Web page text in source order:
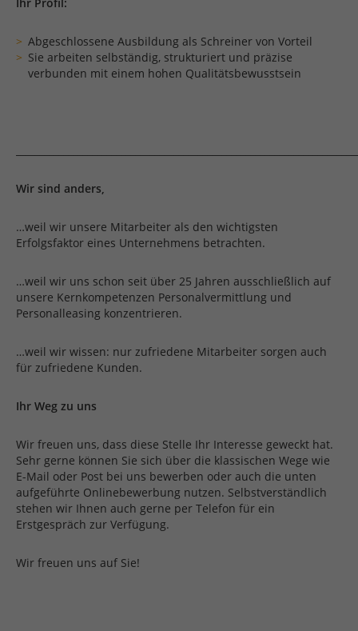
Abgeschlossene Ausbildung als Schreiner von Vorteil
Sie arbeiten selbständig, strukturiert und präzise
verbunden mit einem hohen Qualitätsbewusstsein
Wir sind anders,
…weil wir unsere Mitarbeiter als den wichtigsten
Erfolgsfaktor eines Unternehmens betrachten.
…weil wir uns schon seit über 25 Jahren ausschließlich auf
unsere Kernkompetenzen Personalvermittlung und
Personalleasing konzentrieren.
…weil wir wissen: nur zufriedene Mitarbeiter sorgen auch
für zufriedene Kunden.
Ihr Weg zu uns
Wir freuen uns, dass diese Stelle Ihr Interesse geweckt hat.
Sehr gerne können Sie sich über die klassischen Wege wie
E-Mail oder Post bei uns bewerben oder auch die unten
aufgeführte Onlinebewerbung nutzen. Selbstverständlich
stehen wir Ihnen auch gerne per Telefon für ein
Erstgespräch zur Verfügung.
Wir freuen uns auf Sie!